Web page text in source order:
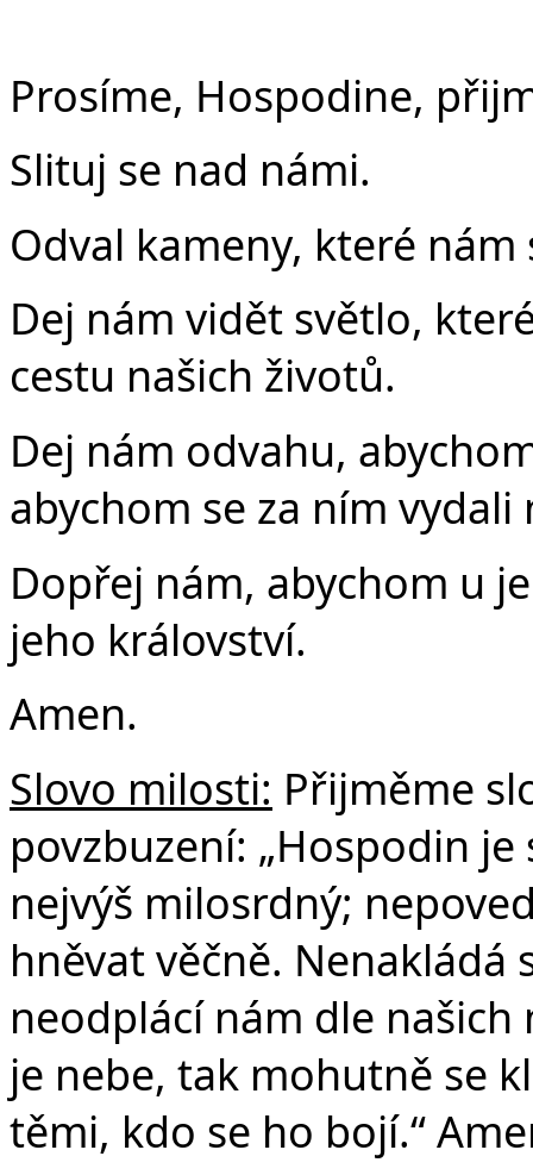
Prosíme, Hospodine,
Slituj se nad námi.
Odval kameny, které
Dej nám vidět světlo,
cestu našich životů.
Dej nám odvahu,
abychom se za ním vydali
Dopřej nám, abychom u
jeho království.
Amen.
Slovo milosti: Přijměme
povzbuzení: „Hospodin
nejvýš milosrdný;
hněvat věčně.
neodplácí nám dle našich
je nebe, tak mohutně se
těmi, kdo se ho bojí.“